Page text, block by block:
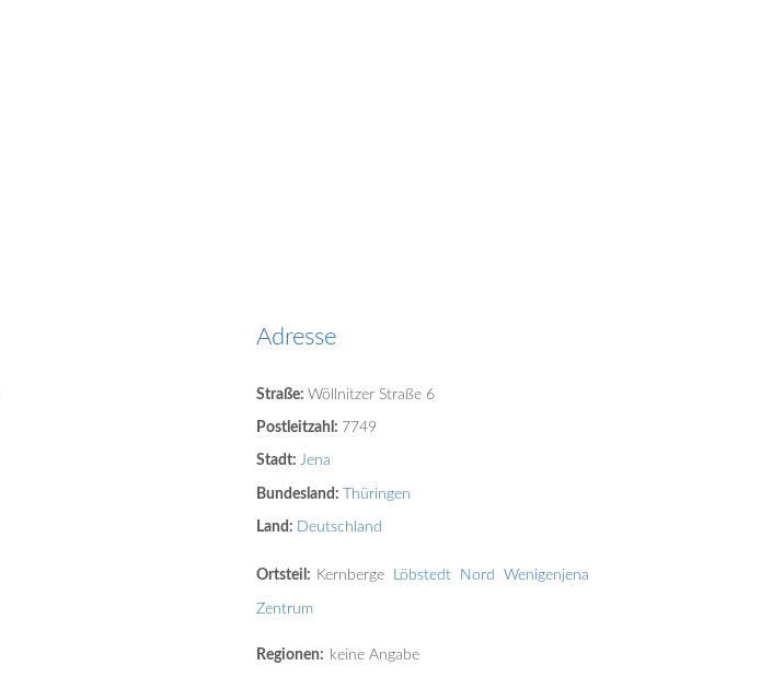
Adresse
Straße:Wöllnitzer Straße 6
Postleitzahl: 7749
Stadt:Jena
Bundesland:Thüringen
Land: Deutschland
Ortsteil: Kernberge Löbstedt Nord Wenigenjena
Zentrum
Regionen: keine Angabe